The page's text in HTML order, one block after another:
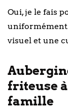
Oui, je le fais
visuel et une
friteuse
famille